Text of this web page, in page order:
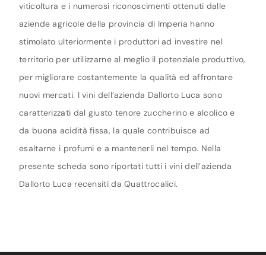
viticoltura e i numerosi riconoscimenti ottenuti dalle
aziende agricole della provincia di Imperia hanno
stimolato ulteriormente i produttori ad investire nel
territorio per utilizzarne al meglio il potenziale produttivo,
per migliorare costantemente la qualità ed affrontare
nuovi mercati. I vini dell’azienda Dallorto Luca sono
caratterizzati dal giusto tenore zuccherino e alcolico e
da buona acidità fissa, la quale contribuisce ad
esaltarne i profumi e a mantenerli nel tempo. Nella
presente scheda sono riportati tutti i vini dell’azienda
Dallorto Luca recensiti da Quattrocalici.